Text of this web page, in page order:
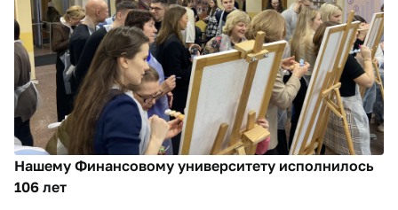
Нашему Финансовому университету исполнилось
106 лет